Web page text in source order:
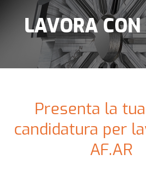
LAVORA
Presenta la
candidatura per
AF.AR